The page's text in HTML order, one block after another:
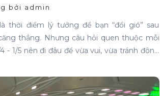
bởi admin
thời điểm lý tưởng để bạn “đổi gió” sau
thẳng. Nhưng câu hỏi quen thuộc mỗi
- 1/5 nên đi đâu để vừa vui, vừa tránh đông
quyết định 50% trải nghiệm chuyến đi.
nay ưu tiên thuê xe du lịch riêng tại Thuê xe